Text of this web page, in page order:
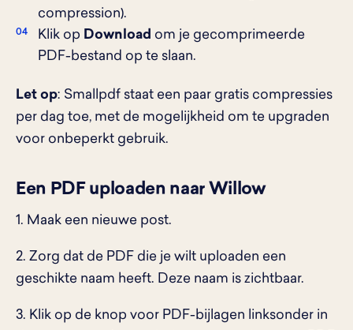
compression).
Klik op Download om je gecomprimeerde
PDF-bestand op te slaan.
Let op: Smallpdf staat een paar gratis compressies
per dag toe, met de mogelijkheid om te upgraden
voor onbeperkt gebruik.
Een PDF uploaden naar Willow
1. Maak een nieuwe post.
2. Zorg dat de PDF die je wilt uploaden een
geschikte naam heeft. Deze naam is zichtbaar.
3. Klik op de knop voor PDF-bijlagen linksonder in